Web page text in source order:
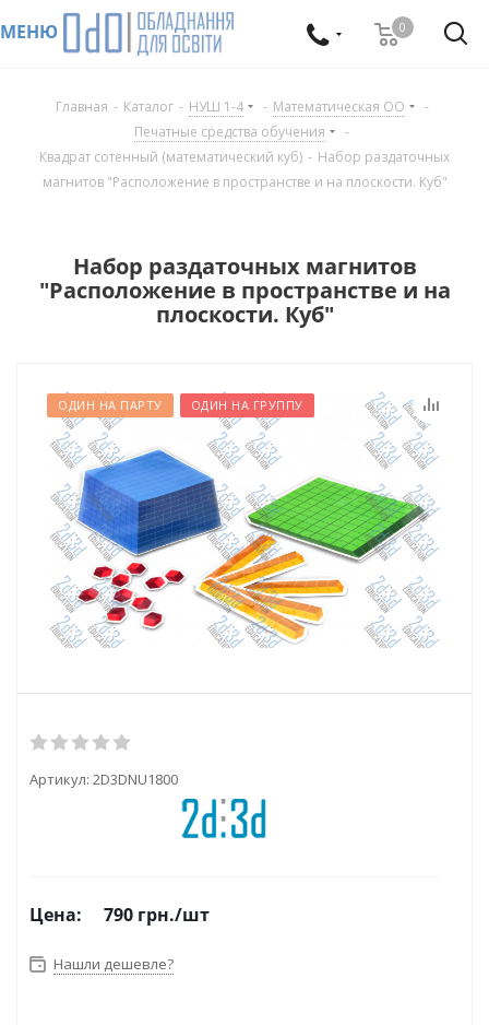
МЕНЮ 0
Главная - Каталог - НУШ 1-4 - Математическая ОО
-
Печатные средства обучения
-
Квадрат сотенный (математический куб) - Набор раздаточных
магнитов "Расположение в пространстве и на плоскости. Куб"
Набор раздаточных магнитов
"Расположение в пространстве и на
плоскости. Куб"
ОДИН НА ПАРТУ ОДИН НА ГРУППУ
Артикул: 2D3DNU1800
Цена: 790 грн./шт
Нашли дешевле?